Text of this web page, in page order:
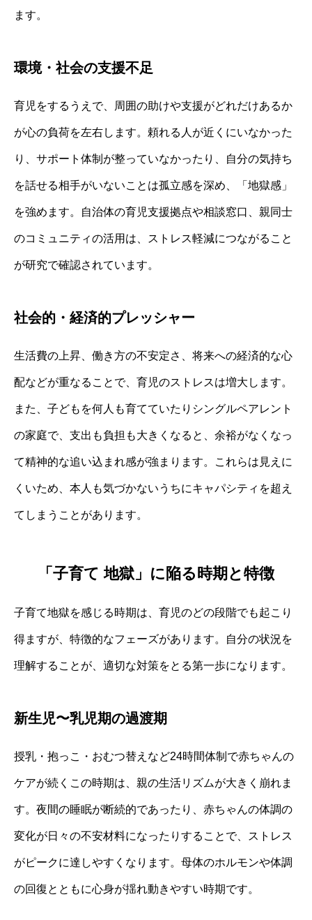
ます。
環境・社会の支援不足
育児をするうえで、周囲の助けや支援がどれだけあるか
が心の負荷を左右します。頼れる人が近くにいなかった
り、サポート体制が整っていなかったり、自分の気持ち
を話せる相手がいないことは孤立感を深め、「地獄感」
を強めます。自治体の育児支援拠点や相談窓口、親同士
のコミュニティの活用は、ストレス軽減につながること
が研究で確認されています。
社会的・経済的プレッシャー
生活費の上昇、働き方の不安定さ、将来への経済的な心
配などが重なることで、育児のストレスは増大します。
また、子どもを何人も育てていたりシングルペアレント
の家庭で、支出も負担も大きくなると、余裕がなくなっ
て精神的な追い込まれ感が強まります。これらは見えに
くいため、本人も気づかないうちにキャパシティを超え
てしまうことがあります。
「子育て 地獄」に陥る時期と特徴
子育て地獄を感じる時期は、育児のどの段階でも起こり
得ますが、特徴的なフェーズがあります。自分の状況を
理解することが、適切な対策をとる第一歩になります。
新生児〜乳児期の過渡期
授乳・抱っこ・おむつ替えなど24時間体制で赤ちゃんの
ケアが続くこの時期は、親の生活リズムが大きく崩れま
す。夜間の睡眠が断続的であったり、赤ちゃんの体調の
変化が日々の不安材料になったりすることで、ストレス
がピークに達しやすくなります。母体のホルモンや体調
の回復とともに心身が揺れ動きやすい時期です。